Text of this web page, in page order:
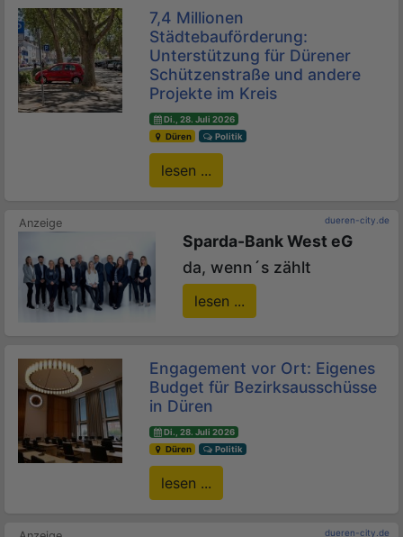
7,4 Millionen
Städtebauförderung:
Unterstützung für Dürener
Schützenstraße und andere
Projekte im Kreis
Di., 28. Juli 2026
Düren
Politik
lesen ...
dueren-city.de
Sparda-Bank West eG
da, wenn´s zählt
lesen ...
Engagement vor Ort: Eigenes
Budget für Bezirksausschüsse
in Düren
Di., 28. Juli 2026
Düren
Politik
lesen ...
dueren-city.de